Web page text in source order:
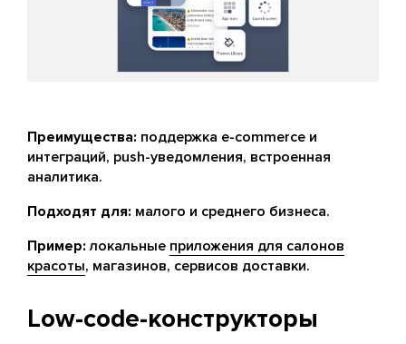
Преимущества: поддержка e-commerce и
интеграций, push-уведомления, встроенная
аналитика.
Подходят для: малого и среднего бизнеса.
Пример: локальные приложения для салонов
красоты, магазинов, сервисов доставки.
Low-code-конструкторы